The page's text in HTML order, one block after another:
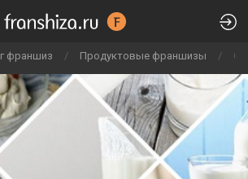
франшиз / Продуктовые франшизы /